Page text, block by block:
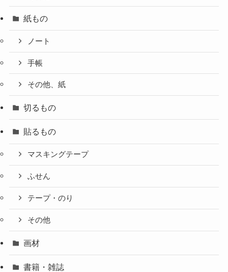
紙もの
ノート
手帳
その他、紙
切るもの
貼るもの
マスキングテープ
ふせん
テープ・のり
その他
画材
書籍・雑誌